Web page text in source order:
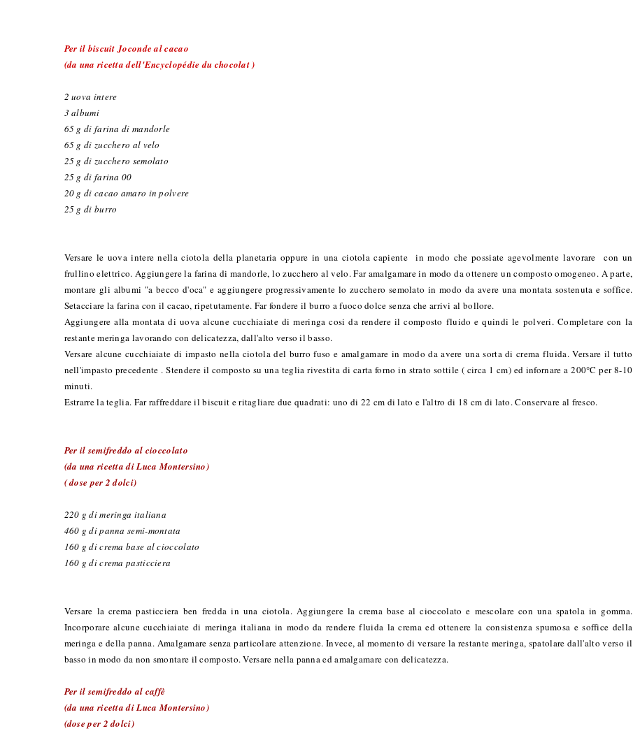
Per il biscuit Joconde al cacao
(da una ricetta dell'Encyclopédie du chocolat )
2 uova intere
3 albumi
65 g di farina di mandorle
65 g di zucchero al velo
25 g di zucchero semolato
25 g di farina 00
20 g di cacao amaro in polvere
25 g di burro
Versare le uova intere nella ciotola della planetaria oppure in una ciotola capiente in modo che possiate agevolmente lavorare con un
frullino elettrico. Aggiungere la farina di mandorle, lo zucchero al velo. Far amalgamare in modo da ottenere un composto omogeneo. A parte,
montare gli albumi "a becco d'oca" e aggiungere progressivamente lo zucchero semolato in modo da avere una montata sostenuta e soffice.
Setacciare la farina con il cacao, ripetutamente. Far fondere il burro a fuoco dolce senza che arrivi al bollore.
Aggiungere alla montata di uova alcune cucchiaiate di meringa cosi da rendere il composto fluido e quindi le polveri. Completare con la
restante meringa lavorando con delicatezza, dall'alto verso il basso.
Versare alcune cucchiaiate di impasto nella ciotola del burro fuso e amalgamare in modo da avere una sorta di crema fluida. Versare il tutto
nell'impasto precedente . Stendere il composto su una teglia rivestita di carta forno in strato sottile ( circa 1 cm) ed infornare a 200°C per 8-10
minuti.
Estrarre la teglia. Far raffreddare il biscuit e ritagliare due quadrati: uno di 22 cm di lato e l'altro di 18 cm di lato. Conservare al fresco.
Per il semifreddo al cioccolato
(da una ricetta di Luca Montersino)
( dose per 2 dolci)
220 g di meringa italiana
460 g di panna semi-montata
160 g di crema base al cioccolato
160 g di crema pasticciera
Versare la crema pasticciera ben fredda in una ciotola. Aggiungere la crema base al cioccolato e mescolare con una spatola in gomma.
Incorporare alcune cucchiaiate di meringa italiana in modo da rendere fluida la crema ed ottenere la consistenza spumosa e soffice della
meringa e della panna. Amalgamare senza particolare attenzione. Invece, al momento di versare la restante meringa, spatolare dall'alto verso il
basso in modo da non smontare il composto. Versare nella panna ed amalgamare con delicatezza.
Per il semifreddo al caffè
(da una ricetta di Luca Montersino)
(dose per 2 dolci)